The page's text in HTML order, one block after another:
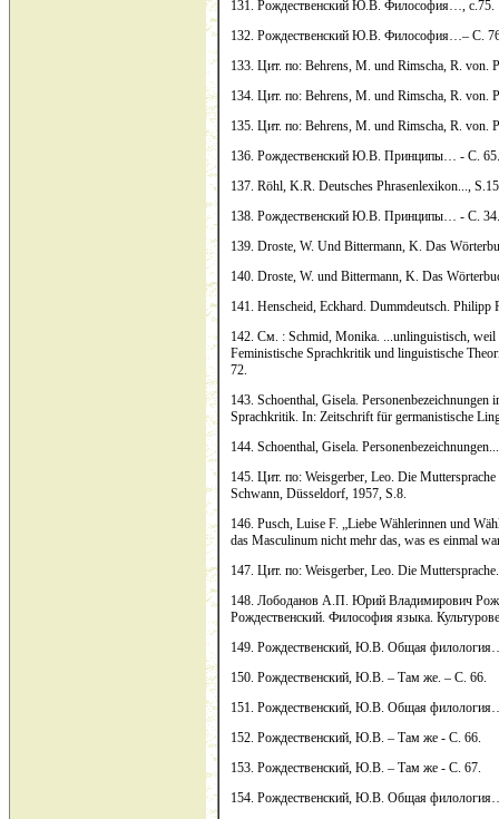
131. Рождественский Ю.В. Философия…, с.75.
132. Рождественский Ю.В. Философия…– С.
133. Цит. по: Behrens, M. und Rimscha, R. von.
134. Цит. по: Behrens, M. und Rimscha, R. von.
135. Цит. по: Behrens, M. und Rimscha, R. von.
136. Рождественский Ю.В. Принципы… - С. 65.
137. Röhl, K.R. Deutsches Phrasenlexikon...,
138. Рождественский Ю.В. Принципы… - С. 34.
139. Droste, W. Und Bittermann, K. Das
140. Droste, W. und Bittermann, K. Das
141. Henscheid, Eckhard. Dummdeutsch. Philipp
142. См. : Schmid, Monika. ...unlinguistisch, weil
Feministische Sprachkritik und linguistische
72.
143. Schoenthal, Gisela. Personenbezeichnungen
Sprachkritik. In: Zeitschrift für germanistische
144. Schoenthal, Gisela.
145. Цит. по: Weisgerber, Leo. Die
Schwann, Düsseldorf, 1957, S.8.
146. Pusch, Luise F. „Liebe Wählerinnen und
das Masculinum nicht mehr das, was es einmal
147. Цит. по: Weisgerber, Leo. Die
148. Лободанов А.П. Юрий Владимирович
Рождественский. Философия языка.
149. Рождественский, Ю.В. Общая
150. Рождественский, Ю.В. – Там же. – С. 66.
151. Рождественский, Ю.В. Общая
152. Рождественский, Ю.В. – Там же - С. 66.
153. Рождественский, Ю.В. – Там же - С. 67.
154. Рождественский, Ю.В. Общая